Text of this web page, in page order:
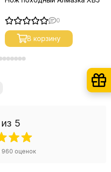
0
В корзину
из 5
960 оценок